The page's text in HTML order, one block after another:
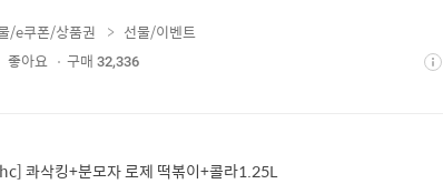
상
/e쿠폰/상품권
선물/이벤트
좋아요
구매 32,336
콰삭킹+분모자 로제 떡볶이+콜라1.25L